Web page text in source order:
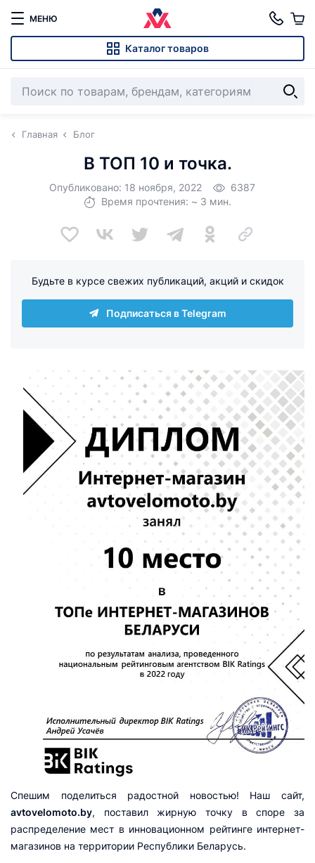
МЕНЮ
Каталог товаров
Главная Блог
В ТОП 10 и точка.
Опубликовано: 18 ноября, 2022
6387
Время прочтения: ~ 3 мин.
Будьте в курсе свежих публикаций, акций и скидок
Подписаться в Telegram
Спешим поделиться радостной новостью! Наш сайт,
avtovelomoto.by, поставил жирную точку в споре за
распределение мест в инновационном рейтинге интернет-
магазинов на территории Республики Беларусь.